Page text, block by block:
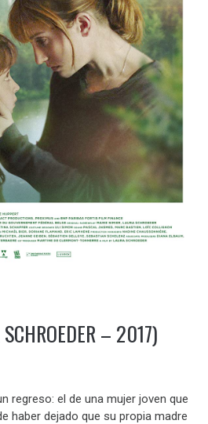
– 2017)
regreso: el de una mujer joven que
haber dejado que su propia madre